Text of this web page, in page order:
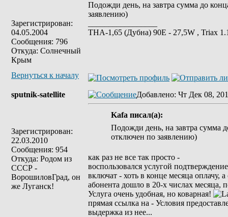
Зарегистрирован:
04.05.2004
Сообщения: 796
Откуда: Солнечный
Крым
Подожди день, на завтра сумма до
заявлению)
ТНА-1,65 (Дубна) 90Е - 27,5W , Triax
Вернуться к началу
sputnik-satellite
Зарегистрирован:
22.03.2010
Сообщения: 954
Откуда: Родом из
СССР -
ВорошиловГрад, он
же Луганск!
Добавлено: Чт Дек 08,
Kafa писал(а):
Подожди день, на завтра сумма
отключен по заявлению)
как раз не все так просто -
воспользовался услугой
включат - хоть в конце месяца оплачу,
абонента дошло в 20-х числах месяца,
Услуга очень удобная, но коварная!
прямая ссылка на - Условия
выдержка из нее...